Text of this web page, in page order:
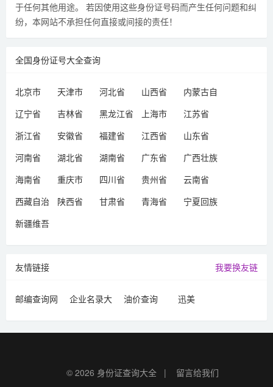
于任何其他用途。 若因使用这些身份证号码而产生任何问题和纠
纷，本网站不承担任何直接或间接的责任！
全国身份证号大全查询
北京市 天津市 河北省 山西省
内蒙古自
治区
辽宁省 吉林省 黑龙江省 上海市
江苏省
浙江省
安徽省 福建省 江西省
山东省
河南省
湖北省 湖南省 广东省
广西壮族
自治区
海南省 重庆市 四川省 贵州省
云南省
西藏自治
区
陕西省 甘肃省 青海省
宁夏回族
新疆维吾
友情链接 我要换友链
邮编查询网
企业名录大
油价查询 迅美
© 2026 身份证查询大全 | 留言给我们